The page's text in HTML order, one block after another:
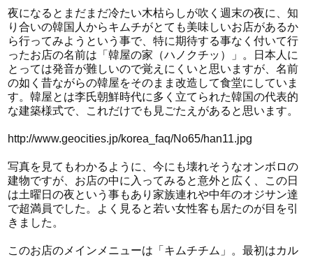
夜になるとまだまだ冷たい木枯らしが吹く週末の夜に、知
り合いの韓国人からキムチがとても美味しいお店があるか
ら行ってみようという事で、特に期待する事なく付いて行
ったお店の名前は「韓屋の家（ハノクチッ）」。日本人に
とっては発音が難しいので覚えにくいと思いますが、名前
の如く昔ながらの韓屋をそのまま改造して食堂にしていま
す。韓屋とは李氏朝鮮時代に多く立てられた韓国の代表的
な建築様式で、これだけでも見ごたえがあると思います。
http://www.geocities.jp/korea_faq/No65/han11.jpg
写真を見てもわかるように、今にも壊れそうなオンボロの
建物ですが、お店の中に入ってみると意外と広く、この日
は土曜日の夜という事もあり家族連れや中年のオジサン達
で超満員でした。よく見ると若い女性客も居たのが目を引
きました。
このお店のメインメニューは「キムチチム」。最初はカル